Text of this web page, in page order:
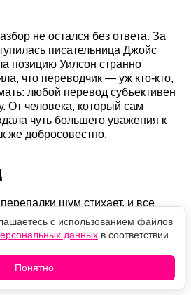
не остался без ответа. За
писательница Джойс
позицию Уилсон странно
что переводчик — уж кто-кто,
любой перевод субъективен
От человека, который сам
чуть большего уважения к
же добросовестно.
шум стихает, и все
вернулась с новой рецензией,
И вот тут неожиданность: на
этот текст совсем не
вместо него — спокойный
мастерства и собственного
с использованием файлов
данных в соответствии
Понятно